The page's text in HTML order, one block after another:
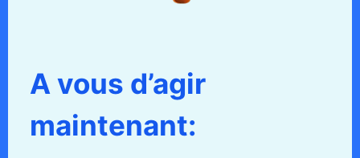
A vous d’agir
maintenant: